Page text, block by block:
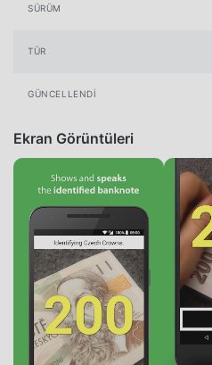
SÜRÜM
TÜR
GÜNCELLENDI
Ekran Görüntüleri